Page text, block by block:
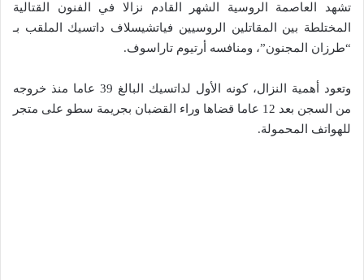
تشهد العاصمة الروسية الشهر القادم نزالا في الفنون القتالية
المختلطة بين المقاتلين الروسيين فياتشيسلاف داتسيك الملقب بـ
“طرزان المجنون”، ومنافسه أرتيوم تاراسوف.
وتعود أهمية النزال، كونه الأول لداتسيك البالغ 39 عاما منذ خروجه
من السجن بعد 12 عاما قضاها وراء القضبان بجريمة سطو على متجر
للهواتف المحمولة.